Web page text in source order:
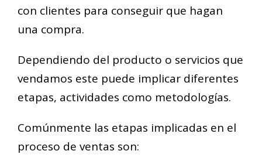
con clientes para conseguir que hagan
una compra.
Dependiendo del producto o servicios que
vendamos este puede implicar diferentes
etapas, actividades como metodologías.
Comúnmente las etapas implicadas en el
proceso de ventas son: